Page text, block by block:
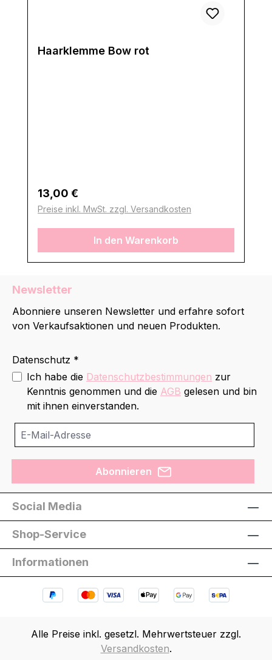
Haarklemme Bow rot
Regulärer Preis:
13,00 €
Preise inkl. MwSt. zzgl. Versandkosten
In den Warenkorb
Newsletter
Abonniere unseren Newsletter und erfahre sofort
von Verkaufsaktionen und neuen Produkten.
Datenschutz *
Ich habe die Datenschutzbestimmungen zur
Kenntnis genommen und die AGB gelesen und bin
mit ihnen einverstanden.
Abonnieren
Social Media
Shop-Service
Informationen
Alle Preise inkl. gesetzl. Mehrwertsteuer zzgl.
Versandkosten.